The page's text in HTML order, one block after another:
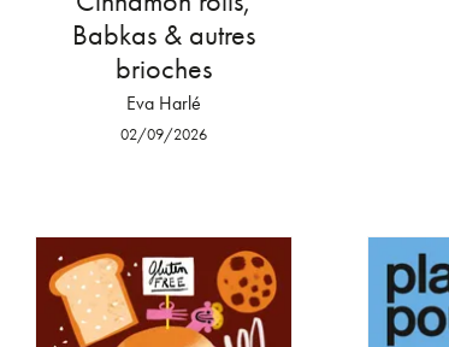
Babkas & autres
brioches
Eva Harlé
02/09/2026